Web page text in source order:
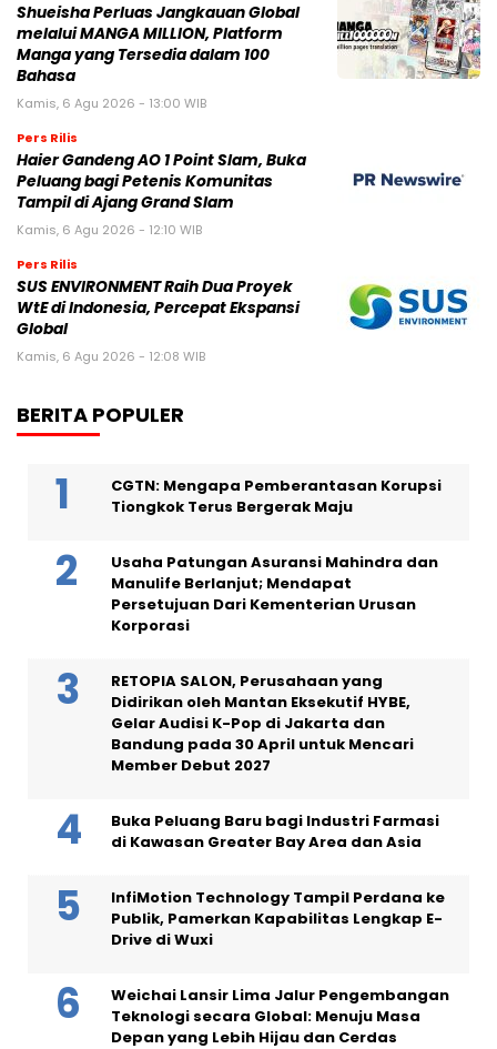
Shueisha Perluas Jangkauan Global
melalui MANGA MILLION, Platform
Manga yang Tersedia dalam 100
Bahasa
Kamis, 6 Agu 2026 - 13:00 WIB
Pers Rilis
Haier Gandeng AO 1 Point Slam, Buka
Peluang bagi Petenis Komunitas
Tampil di Ajang Grand Slam
Kamis, 6 Agu 2026 - 12:10 WIB
Pers Rilis
SUS ENVIRONMENT Raih Dua Proyek
WtE di Indonesia, Percepat Ekspansi
Global
Kamis, 6 Agu 2026 - 12:08 WIB
BERITA POPULER
CGTN: Mengapa Pemberantasan Korupsi
Tiongkok Terus Bergerak Maju
Usaha Patungan Asuransi Mahindra dan
Manulife Berlanjut; Mendapat
Persetujuan Dari Kementerian Urusan
Korporasi
RETOPIA SALON, Perusahaan yang
Didirikan oleh Mantan Eksekutif HYBE,
Gelar Audisi K-Pop di Jakarta dan
Bandung pada 30 April untuk Mencari
Member Debut 2027
Buka Peluang Baru bagi Industri Farmasi
di Kawasan Greater Bay Area dan Asia
InfiMotion Technology Tampil Perdana ke
Publik, Pamerkan Kapabilitas Lengkap E-
Drive di Wuxi
Weichai Lansir Lima Jalur Pengembangan
Teknologi secara Global: Menuju Masa
Depan yang Lebih Hijau dan Cerdas